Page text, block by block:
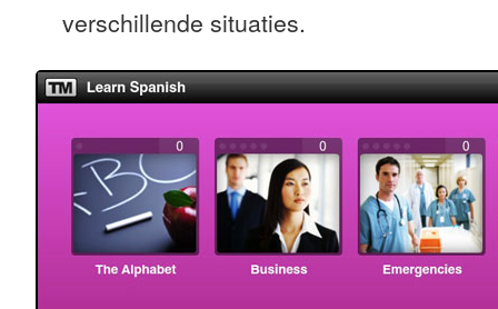
verschillende situaties.